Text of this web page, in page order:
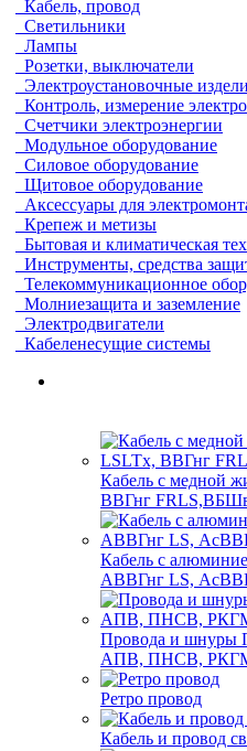
Кабель, провод
Светильники
Лампы
Розетки, выключатели
Электроустановочные
Контроль, измерение
Счетчики электроэнергии
Модульное оборудование
Силовое оборудование
Щитовое оборудование
Аксессуары для
Крепеж и метизы
Бытовая и климатическая
Инструменты, средства
Телекоммуникационное
Молниезащита и заземление
Электродвигатели
Кабеленесущие системы
Кабель с медной
ВВГнг
Кабель с
АВВГнг LS,
Провода и
АПВ, ПНСВ,
Ретро провод
Кабель и провод